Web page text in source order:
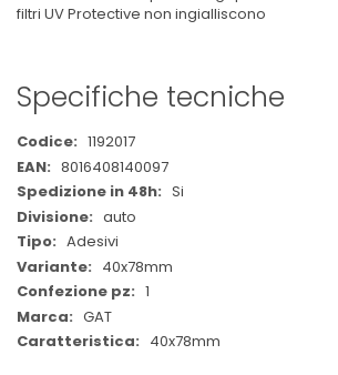
filtri UV Protective non ingialliscono
Specifiche tecniche
Maggiori
Informazioni
1192017
8016408140097
Si
auto
Adesivi
40x78mm
1
GAT
40x78mm